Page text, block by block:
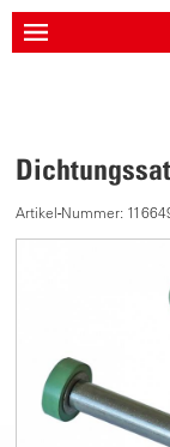
Artikel-Nummer: